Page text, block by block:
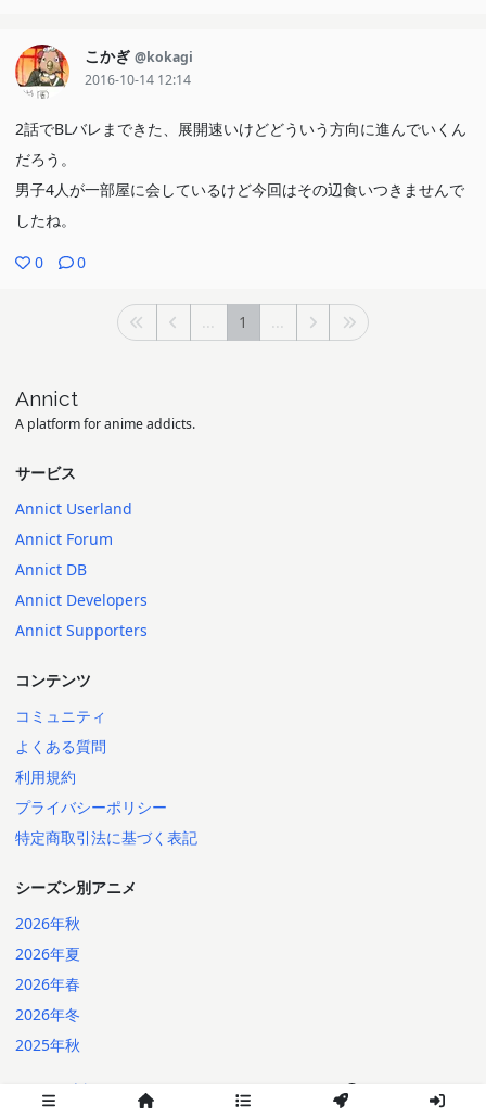
こかぎ @kokagi
2016-10-14 12:14
2話でBLバレまできた、展開速いけどどういう方向に進んでいくん
だろう。
男子4人が一部屋に会しているけど今回はその辺食いつきませんで
したね。
0 0
... 1 ...
Annict
A platform for anime addicts.
サービス
Annict Userland
Annict Forum
Annict DB
Annict Developers
Annict Supporters
コンテンツ
コミュニティ
よくある質問
利用規約
プライバシーポリシー
特定商取引法に基づく表記
シーズン別アニメ
2026年秋
2026年夏
2026年春
2026年冬
2025年秋
言語: 日本語 English
2014-2026 Annict